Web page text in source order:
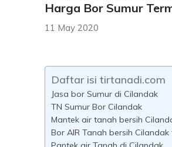
Harga Bor Sumur
11 May 2020
Daftar isi tirtanadi.com
Jasa bor Sumur di Cilandak
TN Sumur Bor Cilandak
Mantek air tanah bersih
Bor AIR Tanah bersih